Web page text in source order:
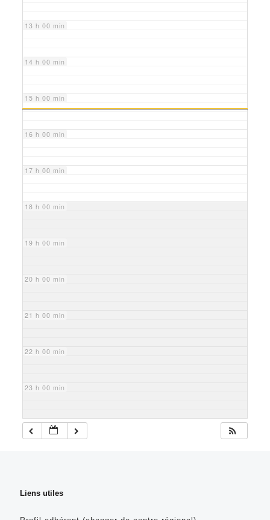
13 h 00 min
14 h 00 min
15 h 00 min
16 h 00 min
17 h 00 min
18 h 00 min
19 h 00 min
20 h 00 min
21 h 00 min
22 h 00 min
23 h 00 min
Liens utiles